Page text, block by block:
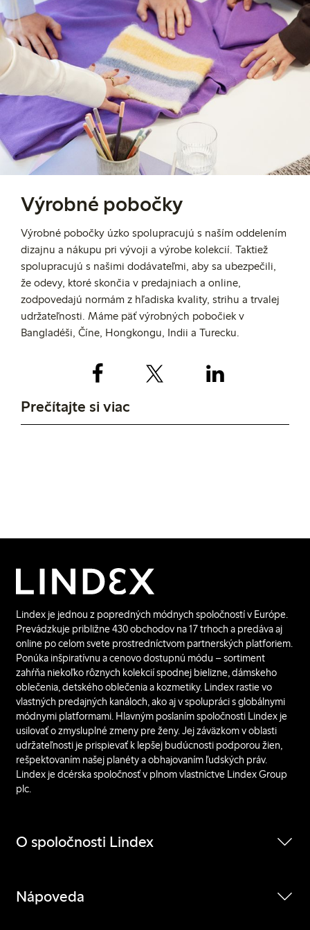
Výrobné pobočky
Výrobné pobočky úzko spolupracujú s naším oddelením
dizajnu a nákupu pri vývoji a výrobe kolekcií. Taktiež
spolupracujú s našimi dodávateľmi, aby sa ubezpečili,
že odevy, ktoré skončia v predajniach a online,
zodpovedajú normám z hľadiska kvality, strihu a trvalej
udržateľnosti. Máme päťvýrobných pobočiek v
Bangladéši, Číne, Hongkongu, Indii a Turecku.
Prečítajte si viac
Máte záujem pracovať
Zoznámte sa s
Lindex je jednou z popredných módnych spoločností v Európe.
Prevádzkuje približne 430 obchodov na 17 trhoch a predáva aj
online po celom svete prostredníctvom partnerských platforiem.
Ponúka inšpiratívnu a cenovo dostupnú módu – sortiment
zahŕňa niekoľko rôznych kolekcií spodnej bielizne, dámskeho
oblečenia, detského oblečenia a kozmetiky. Lindex rastie vo
vlastných predajných kanáloch, ako aj v spolupráci s globálnymi
módnymi platformami. Hlavným poslaním spoločnosti Lindex je
usilovať o zmysluplné zmeny pre ženy. Jej záväzkom v oblasti
udržateľnosti je prispievať k lepšej budúcnosti podporou žien,
rešpektovaním našej planéty a obhajovaním ľudských práv.
Lindex je dcérska spoločnosť v plnom vlastníctve Lindex Group
plc.
O spoločnosti Lindex
Nápoveda